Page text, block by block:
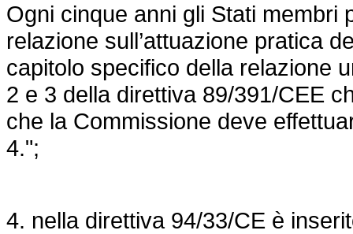
Ogni cinque anni gli Stati membri
relazione sull’attuazione pratica
capitolo specifico della relazione
2 e 3 della direttiva 89/391/CEE
che la Commissione deve
4.";
4. nella direttiva 94/33/CE è